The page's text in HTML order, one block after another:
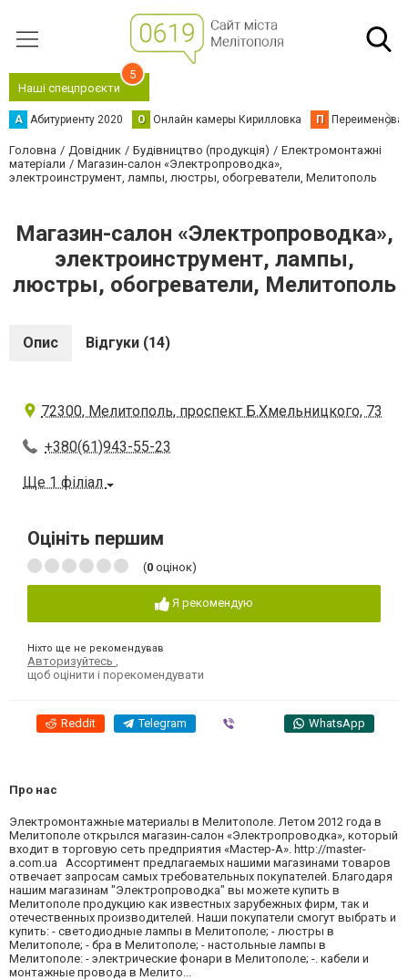
Наші спецпроєкти
5
А Абитуриенту 2020 О Онлайн камеры Кирилловка П
Головна Довідник Будівництво (продукція)
Електромонтажні
матеріали
Магазин-салон «Электропроводка»,
электроинструмент, лампы, люстры, обогреватели, Мелитополь
Магазин-салон «Электропроводка»,
электроинструмент, лампы,
люстры, обогреватели, Мелитополь
Опис Відгуки (14)
72300, Мелитополь, проспект Б.Хмельницкого, 73
+380(61)943-55-23
Ще 1 філіал
Оцініть першим
(0 оцінок)
Я рекомендую
Ніхто ще не рекомендував
Авторизуйтесь
щоб оцінити і порекомендувати
Reddit Telegram WhatsApp
Про нас
Электромонтажные материалы в Мелитополе. Летом 2012 года в
Мелитополе открылся магазин-салон «Электропроводка», который
входит в торговую сеть предприятия «Мастер-А». http://master-
a.com.ua Ассортимент предлагаемых нашими магазинами товаров
отвечает запросам самых требовательных покупателей. Благодаря
нашим магазинам "Электропроводка" вы можете купить в
Мелитополе продукцию как известных зарубежных фирм, так и
отечественных производителей. Наши покупатели смогут выбрать и
купить: - светодиодные лампы в Мелитополе; - люстры в
Мелитополе; - бра в Мелитополе; - настольные лампы в
Мелитополе: - электрические фонари в Мелитополе; -. кабели и
монтажные провода в Мелито...